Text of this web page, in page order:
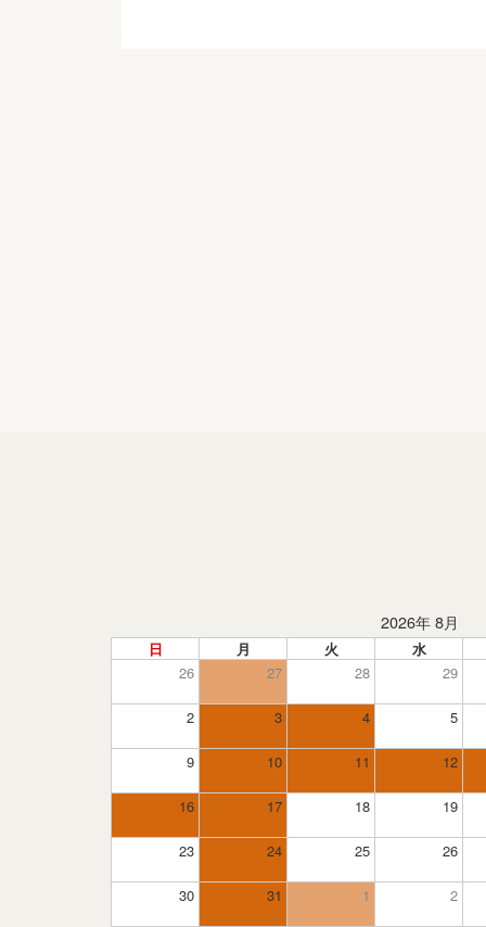
2026年 8月
日 月 火
水
26
27 28 29
2 3 4 5
9 10 11 12
16 17 18 19
23 24 25 26
30 31 1 2